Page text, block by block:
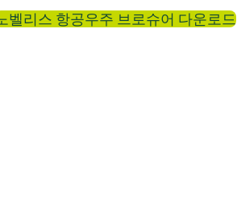
벨리스 항공우주 브로슈어 다운로드